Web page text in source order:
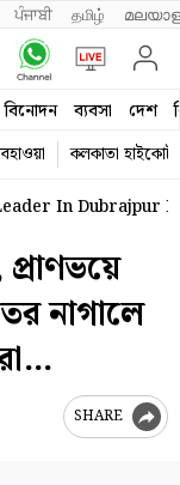
ਪੰਜਾਬੀ தமிழ்
বিনোদন ব্যবসা দেশ
কলকাতা হাইকোর্ট
In Dubrajpur
নাগালে
SHARE